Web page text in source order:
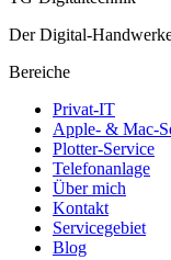
Der Digital-
Bereiche
Privat-IT
Apple- & Mac-
Plotter-Service
Telefonanlage
Über mich
Kontakt
Servicegebiet
Blog